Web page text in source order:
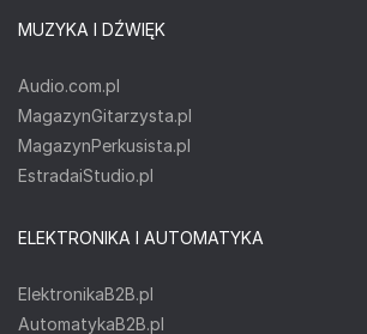
MUZYKA I DŹWIĘK
Audio.com.pl
MagazynGitarzysta.pl
MagazynPerkusista.pl
EstradaiStudio.pl
ELEKTRONIKA I AUTOMATYKA
ElektronikaB2B.pl
AutomatykaB2B.pl